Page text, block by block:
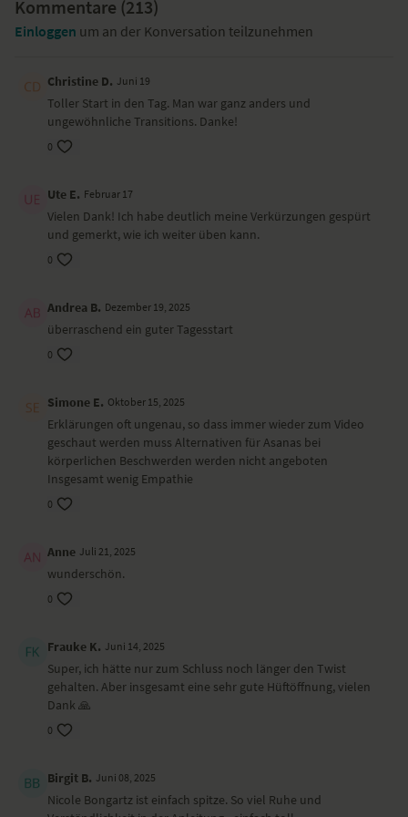
YogaEasy.de hat dieses Yoga-Video für dich
sich in der Hüfte Blockaden und Verspannungen festsetzen und du
mit gezielten Übungen diese Blockaden auflösen kannst.
Besondere Yoga-Übungen (Asanas)
Gegrätschte Vorbeuge
Adler Variation
Ausfallschritt mit Malasana
Vorbeuge
Gestreckter Seitwinkel
Dreieck
Venusmudra und Vorbeuge
Geöffneter Herabschauender Hund
Breite Grätsche und Drehung
Vorbeuge über die Beine (rechts/links)
Vorbeuge Mitte
Tisch
Rückenlage, Schulterbrücke
Entspannung in Rückenlage
Wirkung und Vorteile der Yoga-Übungs-Sequenz
Der Hüftmuskel wird auch als Fluchtreflexmuskel bezeichnet. Bei
verspannt, und das Nervensystem blockiert. Ist der Muskel in einer
Daueranspannung, verkürzt er sich, und das benachbarte Gewebe
wird undurchlässig. Erst durch gezielte Dehn- und Atem-Übungen
können Emotionen und Blockaden im Hüftbereich gelöst werden.
Besonders zu beachten bei diesem Yoga-Video
Verspannungen in den Hüften können sehr unangenehm sein, das
Auflösen aber auch. Versuche in der Dehnung ruhig zu atmen, zu
beobachten, bei dir zu sein. Verspürst du einen stechenden Schmerz,
Kommentare (213)
Einloggen um an der Konversation teilzunehmen
Christine D. Juni 19
Toller Start in den Tag. Man war ganz anders und
ungewöhnliche Transitions. Danke!
0
Ute E. Februar 17
Vielen Dank! Ich habe deutlich meine Verkürzungen gespürt
und gemerkt, wie ich weiter üben kann.
0
Andrea B. Dezember 19, 2025
überraschend ein guter Tagesstart
0
Simone E. Oktober 15, 2025
Erklärungen oft ungenau, so dass immer wieder zum Video
geschaut werden muss Alternativen für Asanas bei
körperlichen Beschwerden werden nicht angeboten
Insgesamt wenig Empathie
0
Anne Juli 21, 2025
wunderschön.
0
Frauke K. Juni 14, 2025
Super, ich hätte nur zum Schluss noch länger den Twist
gehalten. Aber insgesamt eine sehr gute Hüftöffnung, vielen
Dank 🙏
0
Birgit B. Juni 08, 2025
Nicole Bongartz ist einfach spitze. So viel Ruhe und